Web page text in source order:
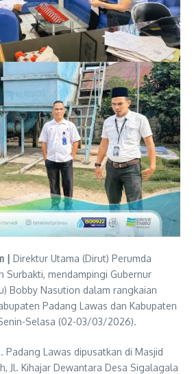
| Direktur Utama (Dirut) Perumda
Surbakti, mendampingi Gubernur
Bobby Nasution dalam rangkaian
Padang Lawas dan Kabupaten
Selasa (02-03/03/2026).
Padang Lawas dipusatkan di Masjid
Jl. Kihajar Dewantara Desa Sigalagala